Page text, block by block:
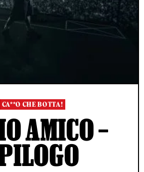
CA**O CHE BOTTA!
AMICO –